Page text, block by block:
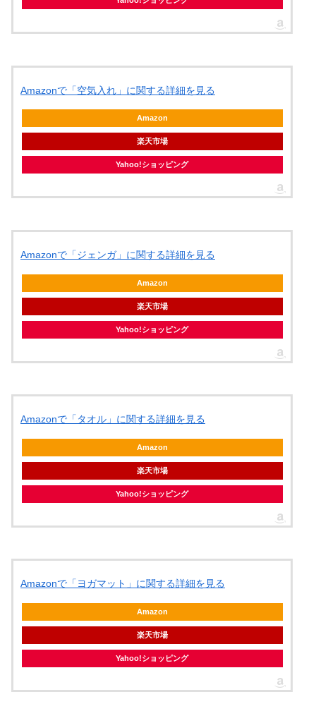
Amazonで「空気入れ」に関する詳細を見る
Amazon
楽天市場
Yahoo!ショッピング
Amazonで「ジェンガ」に関する詳細を見る
Amazon
楽天市場
Yahoo!ショッピング
Amazonで「タオル」に関する詳細を見る
Amazon
楽天市場
Yahoo!ショッピング
Amazonで「ヨガマット」に関する詳細を見る
Amazon
楽天市場
Yahoo!ショッピング